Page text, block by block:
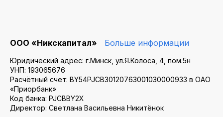
ООО «Никскапитал» Больше информации
Юридический адрес: г.Минск, ул.Я.Колоса, 4, пом.5н
УНП: 193065676
Расчётный счет: BY54PJCB30120763001030000933 в ОАО
«Приорбанк»
Код банка: PJCBBY2X
Директор: Светлана Васильевна Никитёнок